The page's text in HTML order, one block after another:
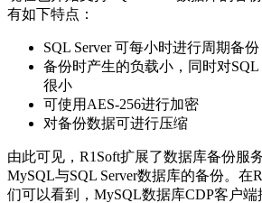
有如下特点：
SQL Server 可每小时进行周期备份
备份时产生的负载小，同时对SQL
很小
可使用AES-256进行加密
对备份数据可进行压缩
由此可见，R1Soft扩展了数据库备份服
MySQL与SQL Server数据库的备份。在
们可以看到，MySQL数据库CDP客户